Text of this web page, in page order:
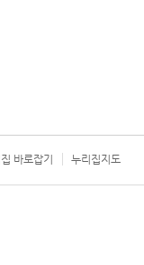
바로잡기 누리집지도